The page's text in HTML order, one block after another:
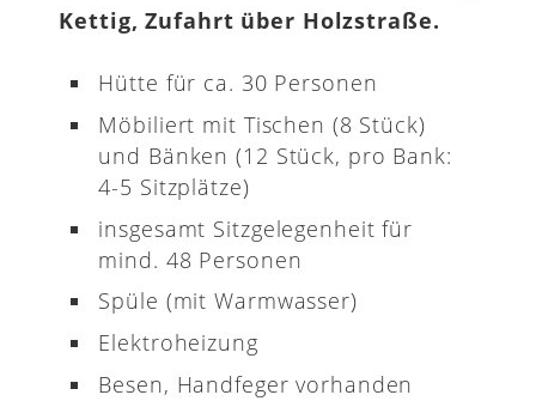
Kettig, Zufahrt über Holzstraße.
Hütte für ca. 30 Personen
Möbiliert mit Tischen (8 Stück)
und Bänken (12 Stück, pro Bank:
4-5 Sitzplätze)
insgesamt Sitzgelegenheit für
mind. 48 Personen
Spüle (mit Warmwasser)
Elektroheizung
Besen, Handfeger vorhanden